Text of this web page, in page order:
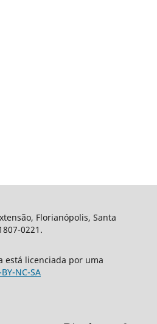
Florianópolis, Santa
0221.
está licenciada por uma
BY-NC-SA